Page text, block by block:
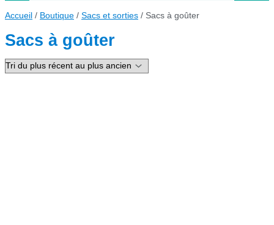
Accueil / Boutique / Sacs et sorties / Sacs à goûter
Sacs à goûter